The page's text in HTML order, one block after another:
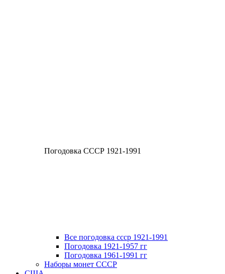
Погодовка СССР 1921-1991
Все погодовка ссср 1921-1991
Погодовка 1921-1957 гг
Погодовка 1961-1991 гг
Наборы монет СССР